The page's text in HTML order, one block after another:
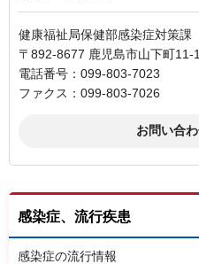
健康福祉局保健部感染症対策課
〒892-8677 鹿児島市山下町11-1
電話番号：099-803-7023
ファクス：099-803-7026
感染症、流行疾患
感染症の流行情報